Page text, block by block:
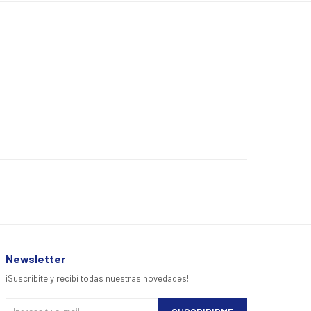
Newsletter
¡Suscribite y recibí todas nuestras novedades!